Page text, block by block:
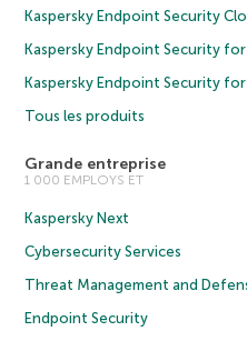
Kaspersky Endpoint Security
Kaspersky Endpoint Security for
Kaspersky Endpoint Security for
Tous les produits
Grande entreprise
1 000 EMPLOYS ET
Kaspersky Next
Cybersecurity Services
Threat Management and
Endpoint Security